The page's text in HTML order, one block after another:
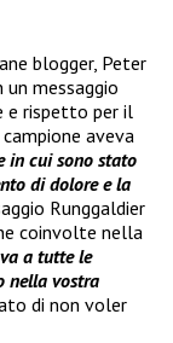
blogger, Peter
messaggio
e rispetto per il
aveva
in cui sono stato
di dolore e la
Runggaldier
coinvolte nella
a tutte le
nella vostra
di non voler